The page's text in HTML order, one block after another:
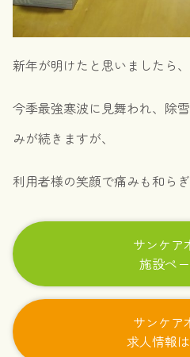
新年が明けたと思いましたら
今季最強寒波に見舞われ、除
みが続きますが、
利用者様の笑顔で痛みも和らぎ
サンケア
施設ペ
サンケア
求人情報